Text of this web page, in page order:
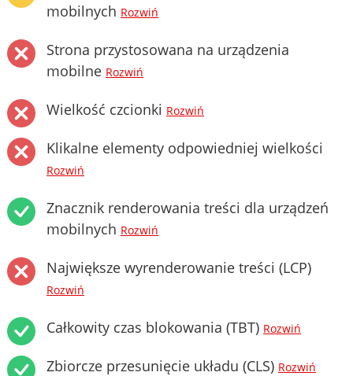
mobilnych Rozwiń
Strona przystosowana na urządzenia
mobilne Rozwiń
Wielkość czcionki Rozwiń
Klikalne elementy odpowiedniej wielkości
Rozwiń
Znacznik renderowania treści dla urządzeń
mobilnych Rozwiń
Największe wyrenderowanie treści (LCP)
Rozwiń
Całkowity czas blokowania (TBT) Rozwiń
Zbiorcze przesunięcie układu (CLS) Rozwiń